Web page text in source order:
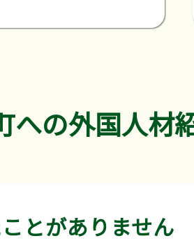
への外国人材
とがありません